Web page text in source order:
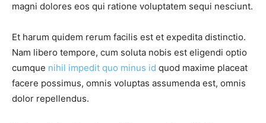
magni dolores eos qui ratione voluptatem sequi nesciunt.
Et harum quidem rerum facilis est et expedita distinctio.
Nam libero tempore, cum soluta nobis est eligendi optio
cumque nihil impedit quo minus id quod maxime placeat
facere possimus, omnis voluptas assumenda est, omnis
dolor repellendus.